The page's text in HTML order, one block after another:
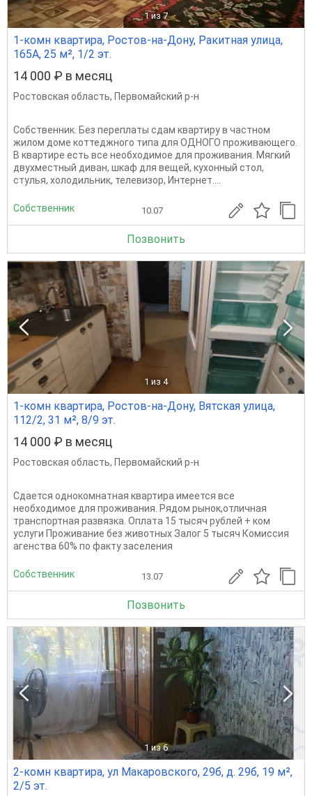
1 из 7
1-комн квартира, Ростов-на-Дону, Ракитная улица,
165А, 25 м², 1/2 эт.
14 000 ₽ в месяц
Ростовская область, Первомайский р-н
Собственник. Без переплаты сдам квартиру в частном
жилом доме коттеджного типа для ОДНОГО проживающего.
В квартире есть все необходимое для проживания. Мягкий
двухместный диван, шкаф для вещей, кухонный стол,
стулья, холодильник, телевизор, Интернет....
Собственник 10.07
Позвонить
1 из 4
1-комн квартира, Ростов-на-Дону, Вятская улица,
112/2, 31 м², 8/9 эт.
14 000 ₽ в месяц
Ростовская область, Первомайский р-н
Сдается однокомнатная квартира имеется все
необходимое для проживания. Рядом рынок,отличная
транспортная развязка. Оплата 15 тысяч рублей + ком
услуги Проживание без животных Залог 5 тысяч Комиссия
агенства 60% по факту заселения
Собственник 13.07
Позвонить
1 из 6
2-комн квартира, ул Макаровского, 29б, д. 29б, 19 м²,
2/5 эт.